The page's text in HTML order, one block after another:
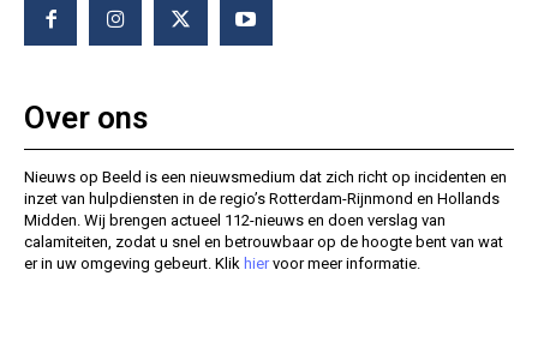
Over ons
Nieuws op Beeld is een nieuwsmedium dat zich richt op incidenten en
inzet van hulpdiensten in de regio’s Rotterdam-Rijnmond en Hollands
Midden. Wij brengen actueel 112-nieuws en doen verslag van
calamiteiten, zodat u snel en betrouwbaar op de hoogte bent van wat
er in uw omgeving gebeurt. Klik hiervoor meer informatie.